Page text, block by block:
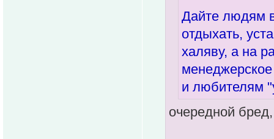
Дайте людям
отдыхать,
халяву, а на
и любителям
очередной